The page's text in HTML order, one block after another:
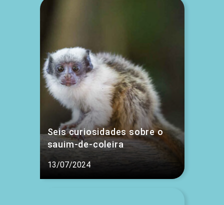
Seis curiosidades sobre o
sauim-de-coleira
13/07/2024